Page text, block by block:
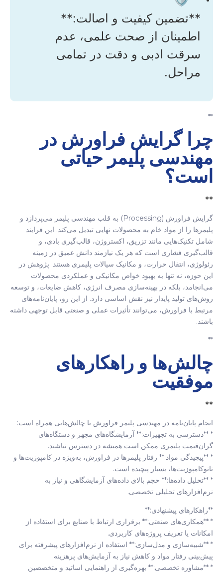
**تضمین کیفیت و اصالت:**
اطمینان از صحت علمی، عدم
سرقت ادبی و دقت در تمامی
مراحل.
**
چرا گرایش فراورش در
مهندسی پلیمر حیاتی
است؟
**
گرایش فراورش (Processing) به قلب مهندسی پلیمر می‌پردازد و
پلیمرها را از مواد خام به محصولات نهایی تبدیل می‌کند. این فرایند
شامل تکنیک‌هایی مانند تزریق، اکستروژن، قالب‌گیری بادی، و
قالب‌گیری فشاری است که هر یک نیازمند دانش عمیق در زمینه
رئولوژی، انتقال حرارت، و مکانیک سیالات پلیمری هستند. پژوهش در
این حوزه، نه تنها به بهبود خواص مکانیکی و عملکردی محصولات
می‌انجامد، بلکه در بهینه‌سازی مصرف انرژی، کاهش ضایعات، و توسعه
روش‌های تولید پایدار نیز نقش اساسی دارد. از این رو، پایان‌نامه‌های
مرتبط با فراورش، می‌توانند تأثیرات عملی و صنعتی قابل توجهی داشته
باشند.
**
چالش‌ها و راهکارهای
موفقیت
**
انجام پایان‌نامه در مهندسی پلیمر فراورش با چالش‌هایی همراه است:
* **دسترسی به تجهیزات:** آزمایشگاه‌های مجهز و دستگاه‌های
گران‌قیمت پلیمری ممکن است همیشه در دسترس نباشند.
* **پیچیدگی مواد:** رفتار پلیمرها در فراورش، به‌ویژه در کامپوزیت‌ها و
نانوکامپوزیت‌ها، بسیار پیچیده است.
* **تحلیل داده‌ها:** حجم بالای داده‌های آزمایشگاهی و نیاز به
نرم‌افزارهای تحلیلی تخصصی.
**راهکارهای پیشنهادی:**
* **همکاری‌های صنعتی:** برقراری ارتباط با صنایع برای استفاده از
امکانات یا تعریف پروژه‌های کاربردی.
* **شبیه‌سازی و مدل‌سازی:** استفاده از نرم‌افزارهای پیشرفته برای
پیش‌بینی رفتار مواد و کاهش نیاز به آزمایش‌های پرهزینه.
* **مشاوره تخصصی:** بهره‌گیری از راهنمایی اساتید و متخصصین